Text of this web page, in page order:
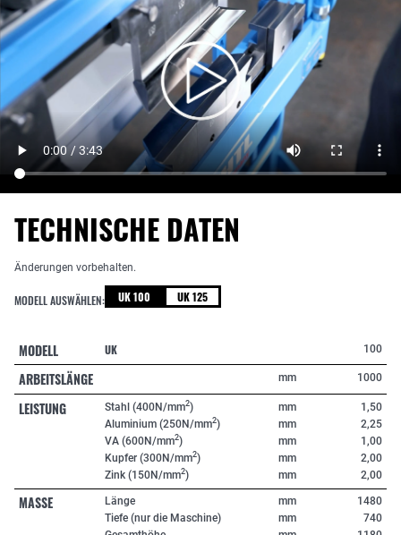
TECHNISCHE DATEN
Änderungen vorbehalten.
MODELL AUSWÄHLEN: UK 100 UK 125
MODELL UK 100
ARBEITSLÄNGE mm 1000
LEISTUNG Stahl (400N/mm2)
Aluminium (250N/mm2)
VA (600N/mm2)
Kupfer (300N/mm2)
Zink (150N/mm2)
mm
mm
mm
mm
mm
1,50
2,25
1,00
2,00
2,00
MASSE
Länge
Tiefe (nur die Maschine)
mm
mm
1480
740